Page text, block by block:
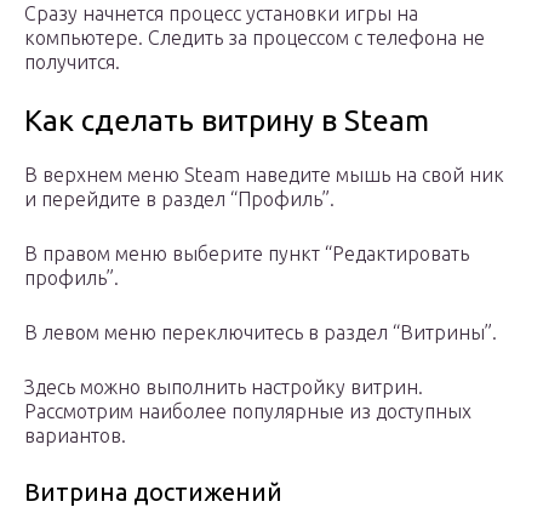
Сразу начнется процесс установки игры на
компьютере. Следить за процессом с телефона не
получится.
Как сделать витрину в Steam
В верхнем меню Steam наведите мышь на свой ник
и перейдите в раздел “Профиль”.
В правом меню выберите пункт “Редактировать
профиль”.
В левом меню переключитесь в раздел “Витрины”.
Здесь можно выполнить настройку витрин.
Рассмотрим наиболее популярные из доступных
вариантов.
Витрина достижений